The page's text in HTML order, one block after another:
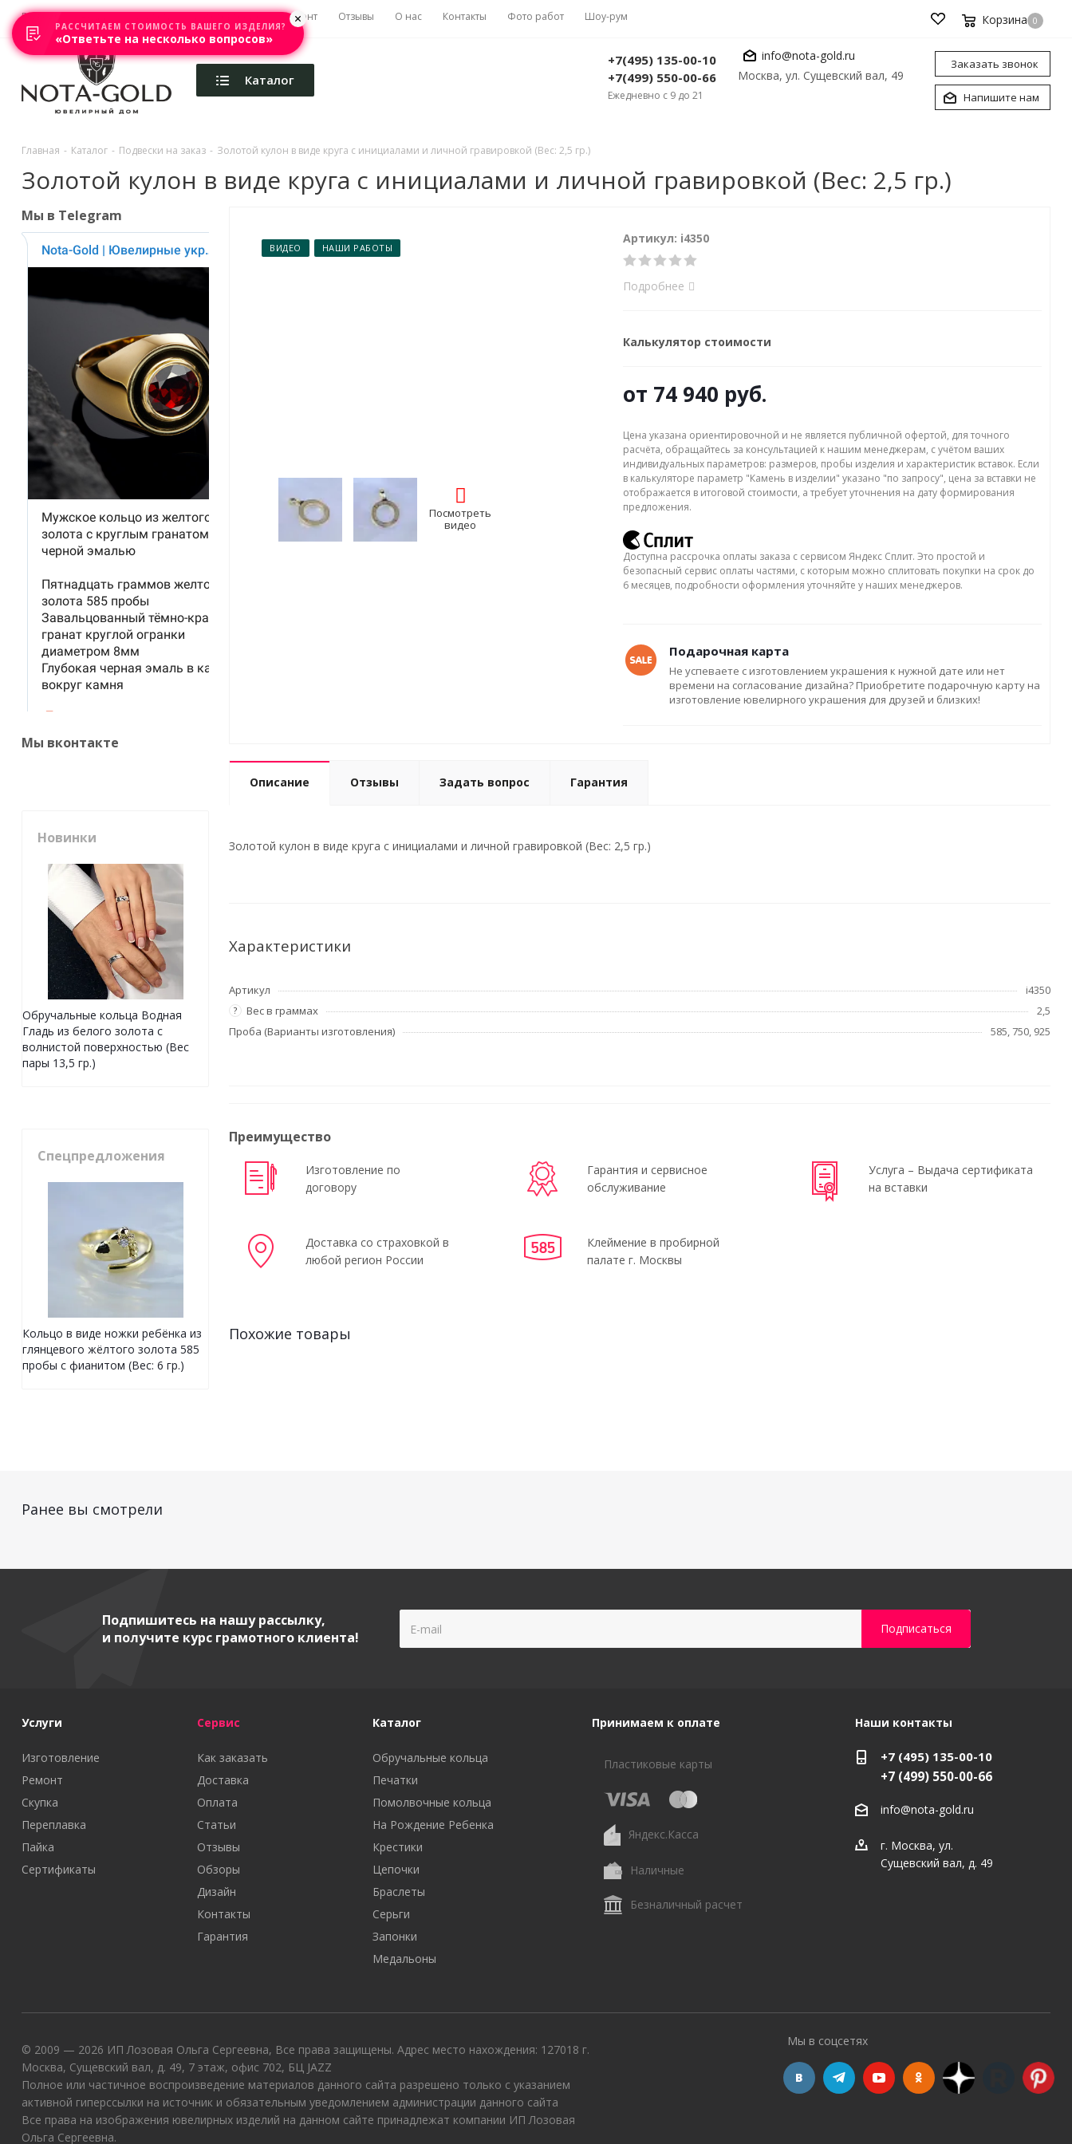
Главная Акции Каталоги Изготовление Ремонт Отзывы О нас Контакты Фото работ Шоу-рум Корзина 0
Каталог
+7(495) 135-00-10
+7(499) 550-00-66
Ежедневно с 9 до 21
info@nota-gold.ru
Москва, ул. Сущевский вал, 49
Заказать звонок
Напишите нам
Главная - Каталог - Подвески на заказ - Золотой кулон в виде круга с инициалами и личной гравировкой (Вес: 2,5 гр.)
Золотой кулон в виде круга с инициалами и личной гравировкой (Вес: 2,5 гр.)
ВИДЕО НАШИ РАБОТЫ
Посмотреть
видео
Артикул: i4350
Подробнее
Калькулятор стоимости
от 74 940 руб.
Цена указана ориентировочной и не является публичной офертой, для точного
расчёта, обращайтесь за консультацией к нашим менеджерам, с учётом ваших
индивидуальных параметров: размеров, пробы изделия и характеристик вставок. Если
в калькуляторе параметр "Камень в изделии" указано "по запросу", цена за вставки не
отображается в итоговой стоимости, а требует уточнения на дату формирования
предложения.
Доступна рассрочка оплаты заказа с сервисом Яндекс Сплит. Это простой и
безопасный сервис оплаты частями, с которым можно сплитовать покупки на срок до
6 месяцев, подробности оформления уточняйте у наших менеджеров.
Подарочная карта
Не успеваете с изготовлением украшения к нужной дате или нет
времени на согласование дизайна? Приобретите подарочную карту на
изготовление ювелирного украшения для друзей и близких!
Описание Отзывы Задать вопрос Гарантия
Золотой кулон в виде круга с инициалами и личной гравировкой (Вес: 2,5 гр.)
Характеристики
Артикул i4350
? Вес в граммах
2,5
Проба (Варианты изготовления)
585, 750, 925
Преимущество
Изготовление по
договору
Гарантия и сервисное
обслуживание
Услуга – Выдача сертификата
на вставки
Доставка со страховкой в
любой регион России
Клеймение в пробирной
палате г. Москвы
Похожие товары
Мы в Telegram
Мы вконтакте
Новинки
Обручальные кольца Водная
Гладь из белого золота с
волнистой поверхностью (Вес
пары 13,5 гр.)
Спецпредложения
Кольцо в виде ножки ребёнка из
глянцевого жёлтого золота 585
пробы с фианитом (Вес: 6 гр.)
Ранее вы смотрели
Подпишитесь на нашу рассылку,
и получите курс грамотного клиента!
Услуги
Изготовление
Ремонт
Скупка
Переплавка
Пайка
Сертификаты
Сервис
Как заказать
Доставка
Оплата
Статьи
Отзывы
Обзоры
Дизайн
Контакты
Гарантия
Каталог
Обручальные кольца
Печатки
Помолвочные кольца
На Рождение Ребенка
Крестики
Цепочки
Браслеты
Серьги
Запонки
Медальоны
Принимаем к оплате
Пластиковые карты
Яндекс.Касса
Наличные
Безналичный расчет
Наши контакты
+7 (495) 135-00-10
+7 (499) 550-00-66
info@nota-gold.ru
г. Москва, ул.
Сущевский вал, д. 49
© 2009 — 2026 ИП Лозовая Ольга Сергеевна, Все права защищены. Адрес место нахождения: 127018 г.
Москва, Сущевский вал, д. 49, 7 этаж, офис 702, БЦ JAZZ
Полное или частичное воспроизведение материалов данного сайта разрешено только с указанием
активной гиперссылки на источник и обязательным уведомлением администрации данного сайта
Все права на изображения ювелирных изделий на данном сайте принадлежат компании ИП Лозовая
Ольга Сергеевна.
Мы в соцсетях
РАССЧИТАЕМ СТОИМОСТЬ ВАШЕГО ИЗДЕЛИЯ?
«Ответьте на несколько вопросов»